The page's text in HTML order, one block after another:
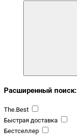
Расширенный поиск:
The.Best
Быстрая доставка
Бестселлер